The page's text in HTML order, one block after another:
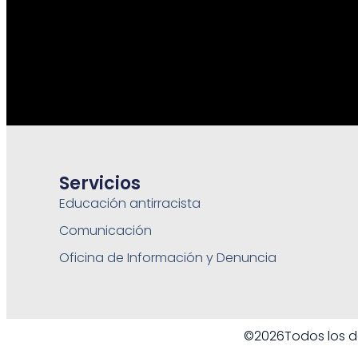
Servicios
Educación antirracista
Comunicación
Oficina de Información y Denuncia
©2026Todos los